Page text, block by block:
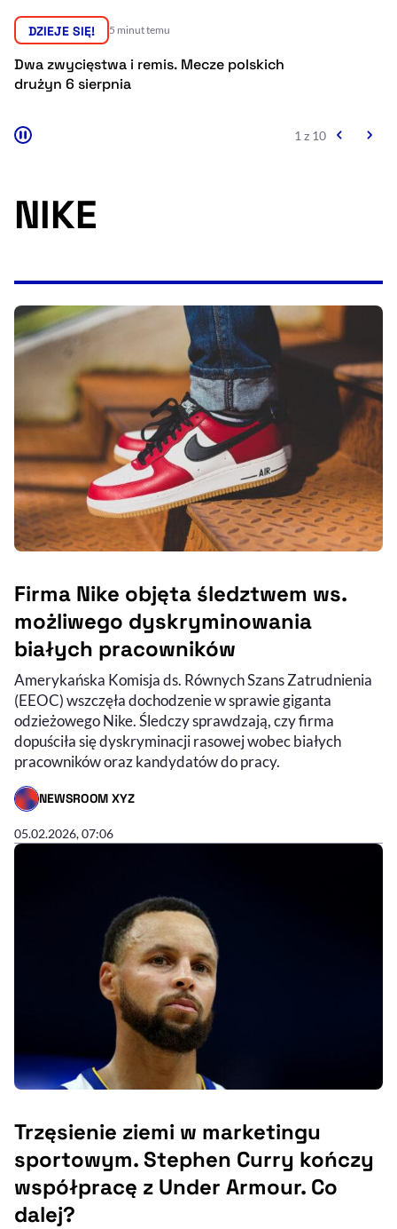
Ułatwienia dostępności wspierają:
Deklaracja dostępności , otwiera się w nowym oknie
Zgłoś problem
, otwiera się w
DZIEJE SIĘ! 26 minut temu
polskich
Szpital w Miastku bez umów z
2 z 10
NIKE
Firma Nike objęta śledztwem ws.
możliwego dyskryminowania
białych pracowników
Amerykańska Komisja ds. Równych Szans Zatrudnienia
(EEOC) wszczęła dochodzenie w sprawie giganta
odzieżowego Nike. Śledczy sprawdzają, czy firma
dopuściła się dyskryminacji rasowej wobec białych
pracowników oraz kandydatów do pracy.
NEWSROOM XYZ
- AUTOR ARTYKUŁU - PROFIL
05.02.2026, 07:06
Trzęsienie ziemi w marketingu
sportowym. Stephen Curry kończy
współpracę z Under Armour. Co
dalej?